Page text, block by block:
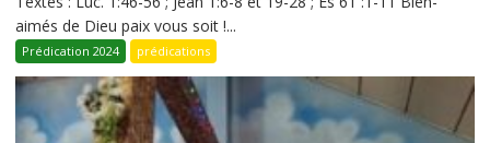
aimés de Dieu paix vous soit !...
Prédication 2024 prédications